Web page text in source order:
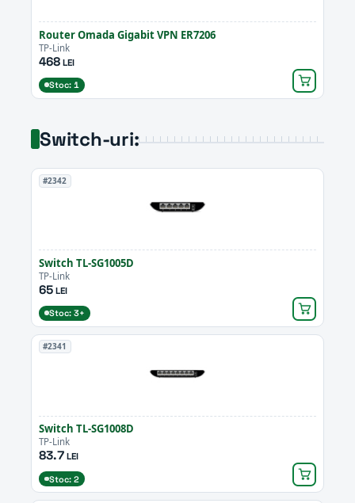
Router Omada Gigabit VPN ER7206
TP-Link
468LEI
Stoc: 1
Switch-uri:
#2342
Switch TL-SG1005D
TP-Link
65LEI
Stoc: 3+
#2341
Switch TL-SG1008D
TP-Link
83.7LEI
Stoc: 2